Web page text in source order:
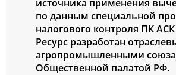
источника применения
по данным специальной
налогового контроля ПК
Ресурс разработан
агропромышленными
Общественной палатой РФ.